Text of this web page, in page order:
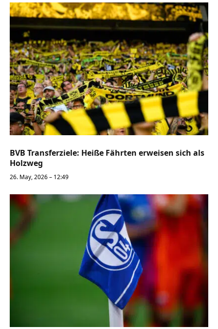
BVB Transferziele: Heiße Fährten erweisen sich als
Holzweg
26. May, 2026 – 12:49